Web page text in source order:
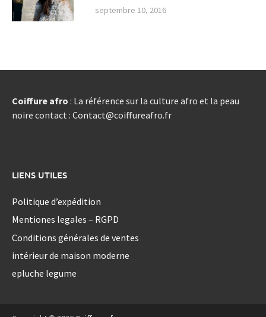
septembre 10, 2016
Coiffure afro : La référence sur la culture afro et la peau
noire contact : Contact@coiffureafro.fr
LIENS UTILES
Politique d’expédition
Mentiones legales – RGPD
Conditions générales de ventes
intérieur de maison moderne
epluche legume